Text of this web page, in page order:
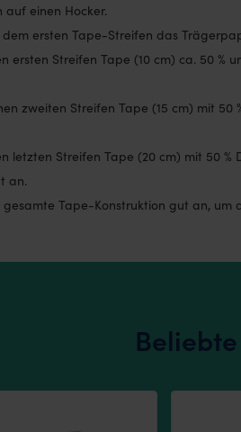
auf einen Hocker.
dem ersten Tape-Streifen das
ersten Streifen Tape (10 cm) ca. 50
zweiten Streifen Tape (15 cm) mit
letzten Streifen Tape (20 cm) mit 50
an.
gesamte Tape-Konstruktion gut an, um